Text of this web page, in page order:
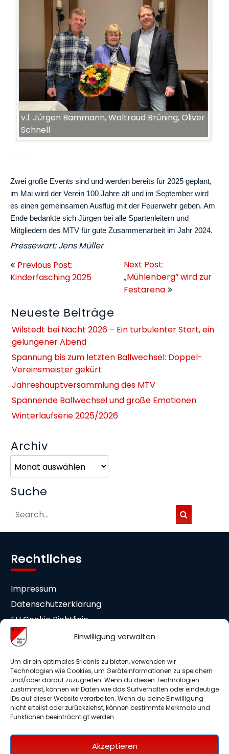
Einwilligung verwalten
Um dir ein optimales Erlebnis zu bieten, verwenden wir
Technologien wie Cookies, um Geräteinformationen zu speichern
und/oder darauf zuzugreifen. Wenn du diesen Technologien
zustimmst, können wir Daten wie das Surfverhalten oder eindeutige
IDs auf dieser Website verarbeiten. Wenn du deine Einwilligung
nicht erteilst oder zurückziehst, können bestimmte Merkmale und
Funktionen beeinträchtigt werden.
Akzeptieren
v.l. Jürgen Bammann, Waltraud Brüning, Oliver
Schnell
Zwei große Events sind und werden bereits für 2025 geplant,
im Mai wird der Verein 100 Jahre alt und im September wird
es einen gemeinsamen Ausflug mit der Feuerwehr geben. Am
Ende bedankte sich Jürgen bei alle Spartenleitern und
Mitgliedern des MTV für gute Zusammenarbeit im Jahr 2024.
Pressewart: Jens Müller
Beitragsnavigation
Previous Post:
Kinderfasching 2025
Next Post:
„Mühlenberg“ wird zur
Festarena
Neueste Beiträge
Wilstedt bei Nacht 2026 – Ein turbulenter Start, ein
gelungener Abend
Spannung bis zum letzten Ballwechsel: Doppel-
Vereinsmeister gekürt
Jahreshauptversammlung des MTV
Spannende Ballwechsel und große Emotionen
Winterlaufserie 2025/2026
Archiv
Suche
Rechtliches
Impressum
Datenschutzerklärung
EU Cookie Richtlinie
Cookie-Einstellungen
Mitgliedschaft
Beitrittserklärung
Medieneinwilligung
Mitglieder Info DSGVO
Auslagenerstattung